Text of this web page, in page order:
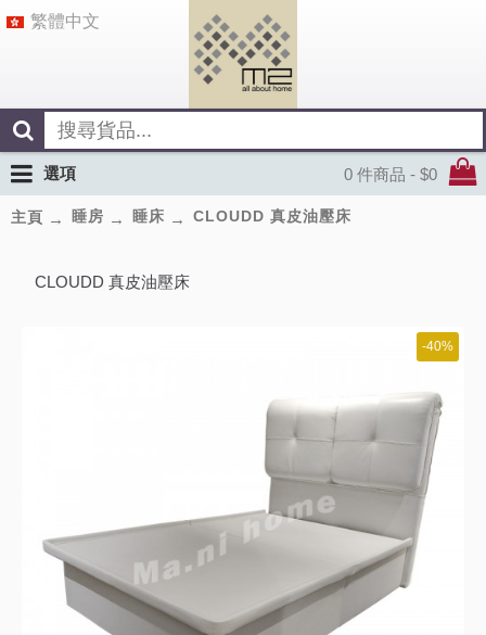
繁體中文
0 件商品 - $0
選項
主頁 睡房 睡床 CLOUDD 真皮油壓床
CLOUDD 真皮油壓床
-40%